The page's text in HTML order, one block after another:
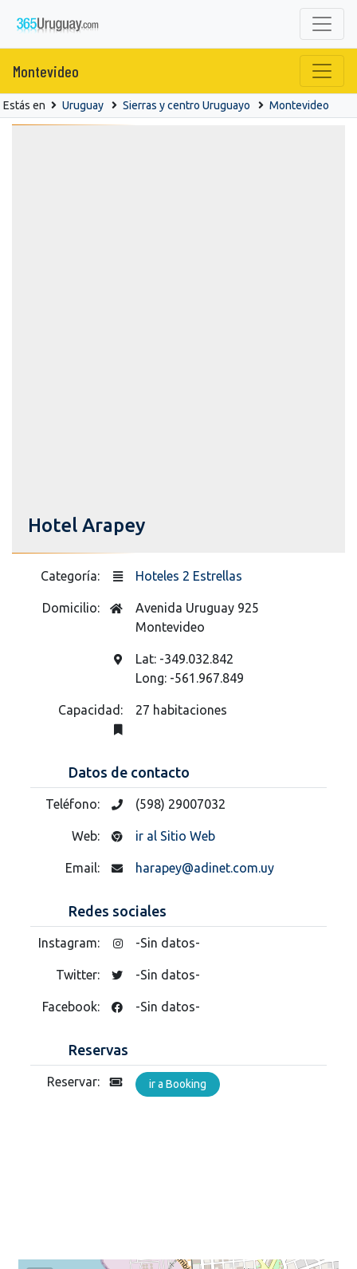
Montevideo
Estás en Uruguay Sierras y centro Uruguayo Montevideo
Hotel Arapey
Categoría: Hoteles 2 Estrellas
Domicilio:
Avenida Uruguay 925
Montevideo
Lat: -349.032.842
Long: -561.967.849
Capacidad: 27 habitaciones
Datos de contacto
Teléfono: (598) 29007032
Web: ir al Sitio Web
Email: harapey@adinet.com.uy
Redes sociales
Instagram: -Sin datos-
Twitter: -Sin datos-
Facebook: -Sin datos-
Reservas
Reservar: ir a Booking